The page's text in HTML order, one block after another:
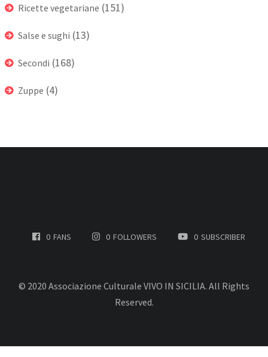
Ricette vegetariane (151)
Salse e sughi (13)
Secondi (168)
Zuppe (4)
0 FANS 0 FOLLOWERS 0 SUBSCRIBER
© 2020 Associazione Culturale VIVO IN SICILIA. All Rights
Reserved.